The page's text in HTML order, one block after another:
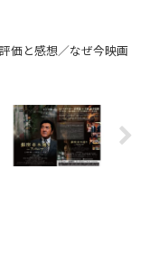
価と感想／なぜ今映画